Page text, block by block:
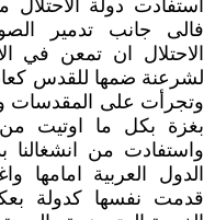
استفادت دولة
فالى جانب تدمير
الاحتلال ان تمعن في
لشرعنة ضمها للقدس
وتجرأت على المقدسات
بغزة بكل ما اوتيت
واستفادت من انشغالنا
الدول العربية امامها
قدمت نفسها كدولة